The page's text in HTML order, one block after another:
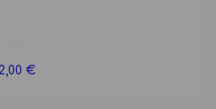
2,00 €